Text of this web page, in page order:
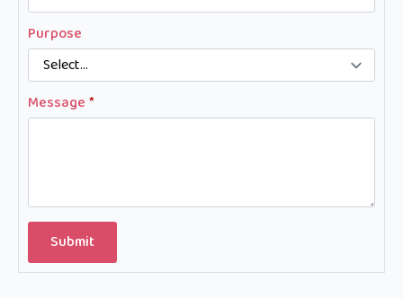
Purpose
Message *
Submit